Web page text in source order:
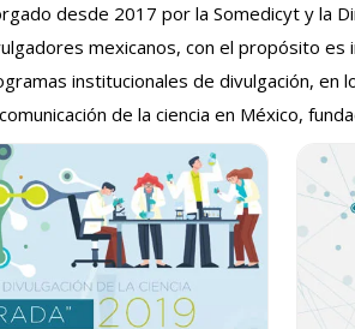
desde 2017 por la Somedicyt y la
mexicanos, con el propósito
institucionales de divulgación,
de la ciencia en México,